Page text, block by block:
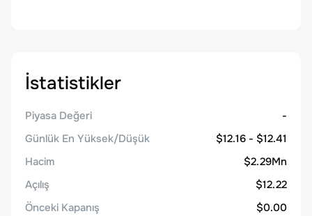
İstatistikler
Piyasa Değeri
-
Günlük En Yüksek/Düşük
$12.16 - $12.41
Hacim
$2.29Mn
Açılış
$12.22
Önceki Kapanış
$0.00